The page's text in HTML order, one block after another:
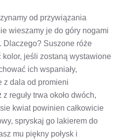
od przywiązania
wieszamy je do góry nogami
Dlaczego? Suszone róże
kolor, jeśli zostaną wystawione
ich wspaniały,
z dala od promieni
z reguły trwa około dwóch,
kwiat powinien całkowicie
spryskaj go lakierem do
mu piękny połysk i